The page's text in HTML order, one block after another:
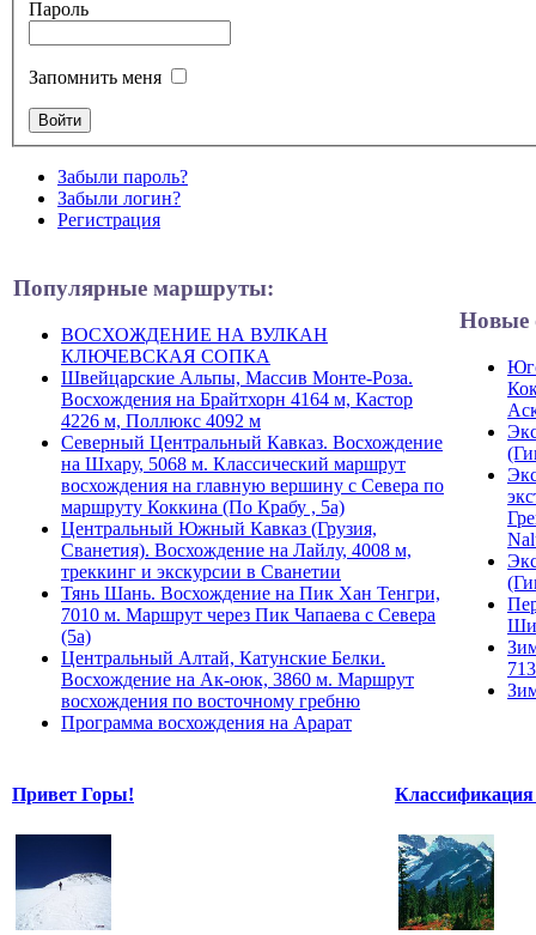
Пароль
Запомнить меня
Забыли пароль?
Забыли логин?
Регистрация
Популярные маршруты:
ВОСХОЖДЕНИЕ НА ВУЛКАН
КЛЮЧЕВСКАЯ СОПКА
Швейцарские Альпы, Массив Монте-Роза.
Восхождения на Брайтхорн 4164 м, Кастор
4226 м, Поллюкс 4092 м
Северный Центральный Кавказ. Восхождение
на Шхару, 5068 м. Классический маршрут
восхождения на главную вершину с Севера по
маршруту Коккина (По Крабу , 5а)
Центральный Южный Кавказ (Грузия,
Сванетия). Восхождение на Лайлу, 4008 м,
треккинг и экскурсии в Сванетии
Тянь Шань. Восхождение на Пик Хан Тенгри,
7010 м. Маршрут через Пик Чапаева с Севера
(5а)
Центральный Алтай, Катунские Белки.
Восхождение на Ак-оюк, 3860 м. Маршрут
восхождения по восточному гребню
Программа восхождения на Арарат
Новые
Привет Горы!